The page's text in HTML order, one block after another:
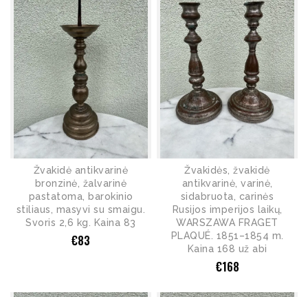
Žvakidė antikvarinė
bronzinė, žalvarinė
pastatoma, barokinio
stiliaus, masyvi su smaigu.
Svoris 2,6 kg. Kaina 83
€83
Žvakidės, žvakidė
antikvarinė, varinė,
sidabruota, carinės
Rusijos imperijos laikų,
WARSZAWA FRAGET
PLAQUÉ. 1851–1854 m.
Kaina 168 už abi
€168